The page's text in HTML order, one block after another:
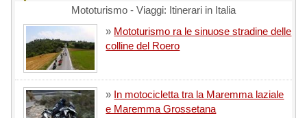
Mototurismo - Viaggi: Itinerari in Italia
» Mototurismo ra le sinuose stradine delle
colline del Roero
» In motocicletta tra la Maremma laziale
e Maremma Grossetana